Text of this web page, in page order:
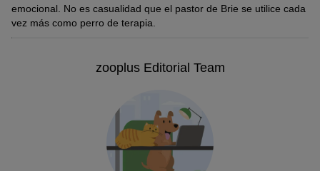
emocional. No es casualidad que el pastor de Brie se utilice cada
vez más como perro de terapia.
zooplus Editorial Team